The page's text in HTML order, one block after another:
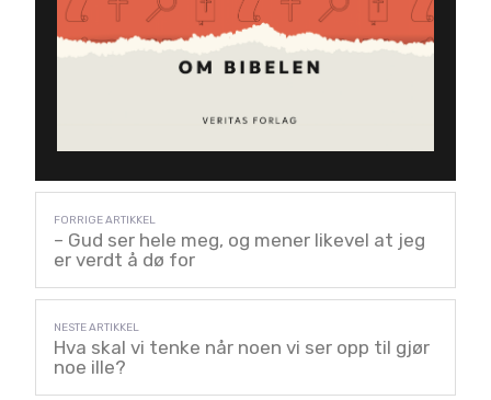
– Gud ser hele meg, og mener likevel at jeg
er verdt å dø for
Hva skal vi tenke når noen vi ser opp til gjør
noe ille?